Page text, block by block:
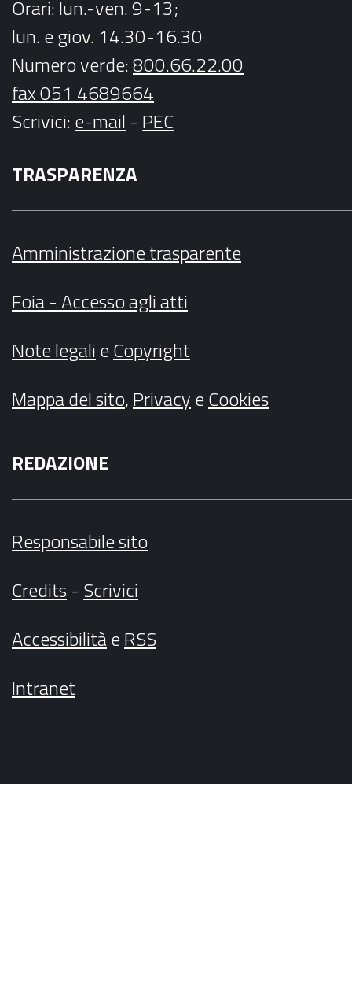
Orari: lun.-ven. 9-13;
lun. e giov. 14.30-16.30
Numero verde:800.66.22.00
fax 051 4689664
Scrivici:e-mail - PEC
TRASPARENZA
Amministrazione trasparente
Foia - Accesso agli atti
Note legalieCopyright
Mappa del sito,PrivacyeCookies
REDAZIONE
Responsabile sito
Credits- Scrivici
AccessibilitàeRSS
Intranet